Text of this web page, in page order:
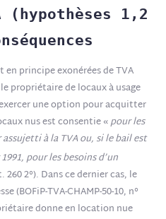
(hypothèses 1,2
principe exonérées de TVA
propriétaire de locaux à usage
une option pour acquitter
nus est consentie «pour les
à la TVA ou, si le bail est
pour les besoins d’un
260 2°). Dans ce dernier cas, le
(BOFiP-TVA-CHAMP-50-10, n°
donne en location nue